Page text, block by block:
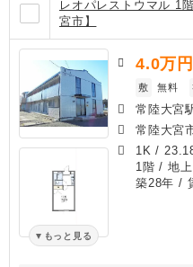
レオパレストウマル 1
宮市】
もっと見る
4.0万円
敷
無料
常陸大宮
常陸大宮
1K /
1階 / 地
築28年 /